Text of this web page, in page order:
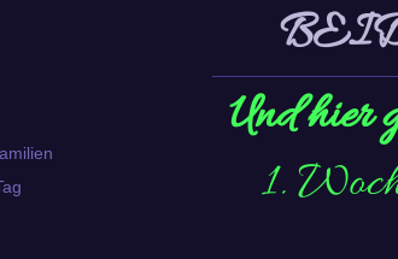
Und hier
1.